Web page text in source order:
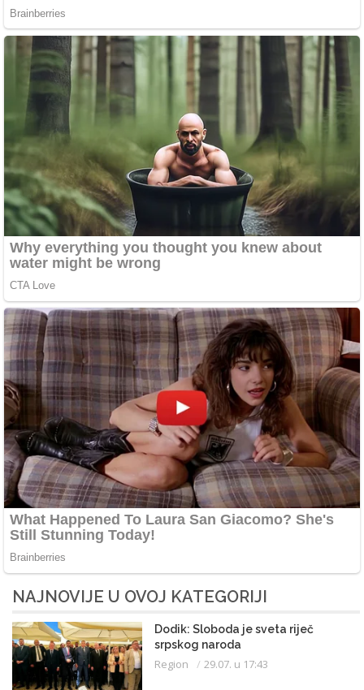
NAJNOVIJE U OVOJ KATEGORIJI
Dodik: Sloboda je sveta riječ
srpskog naroda
Region 29.07. u 17:43